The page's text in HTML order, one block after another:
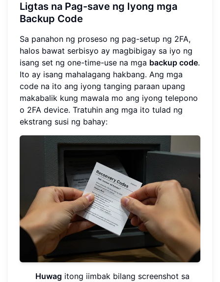
Ligtas na Pag-save ng Iyong mga
Backup Code
Sa panahon ng proseso ng pag-setup ng 2FA,
halos bawat serbisyo ay magbibigay sa iyo ng
isang set ng one-time-use na mga backup code.
Ito ay isang mahalagang hakbang. Ang mga
code na ito ang iyong tanging paraan upang
makabalik kung mawala mo ang iyong telepono
o 2FA device. Tratuhin ang mga ito tulad ng
ekstrang susi ng bahay:
Huwag itong iimbak bilang screenshot sa